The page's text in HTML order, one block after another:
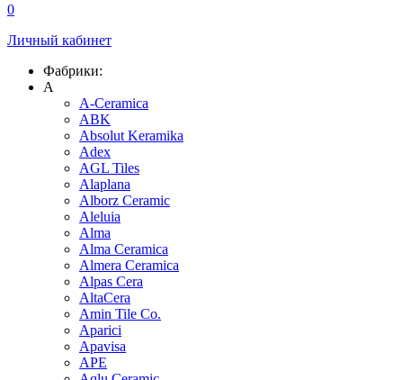
0
Личный кабинет
Фабрики:
A
A-Ceramica
ABK
Absolut Keramika
Adex
AGL Tiles
Alaplana
Alborz Ceramic
Aleluia
Alma
Alma Ceramica
Almera Ceramica
Alpas Cera
AltaCera
Amin Tile Co.
Aparici
Apavisa
APE